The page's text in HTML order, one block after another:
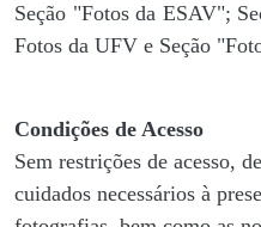
Seção "Fotos da ESAV";
Fotos da UFV e Seção
Condições de Acesso
Sem restrições de acesso,
cuidados necessários à